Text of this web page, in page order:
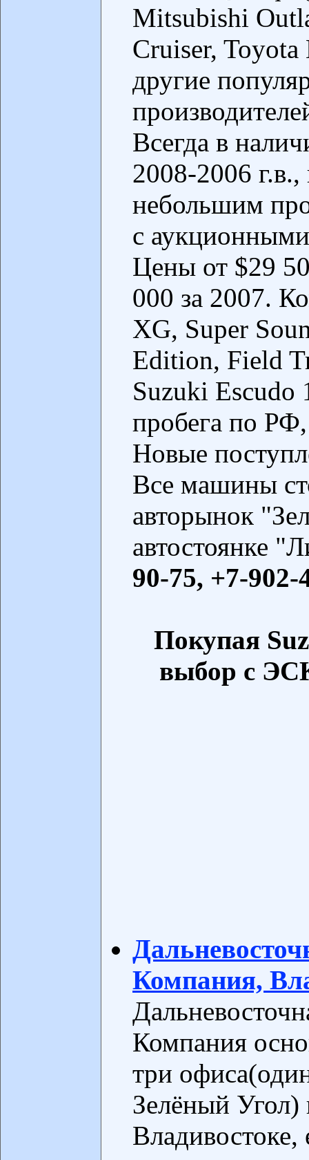
Mitsubishi
Cruiser,
другие
Всегда в
2008-2006
небольшим
с
Цены от $29
000 за 2007.
XG, Super
Edition, Field
Suzuki Escudo
пробега по
Новые
Все машины
авторынок
автостоянке
90-75, +7-902-
Покупая
выбор с
Компания,
Компания
три
Зелёный Угол)
Владивостоке,